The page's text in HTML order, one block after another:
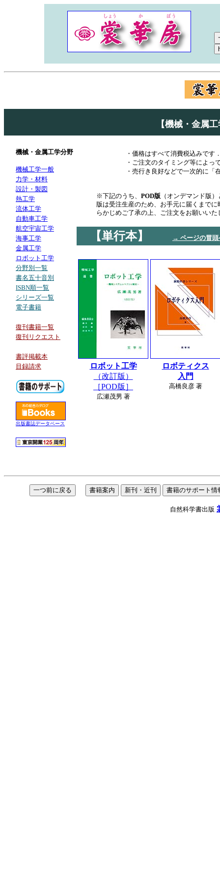
【機械・金属
機械・金属工学分野
機械工学一般
力学・材料
設計・製図
熱工学
流体工学
自動車工学
航空宇宙工学
海事工学
金属工学
ロボット工学
分野別一覧
書名五十音別
ISBN順一覧
シリーズ一覧
電子書籍
復刊書籍一覧
復刊リクエスト
書評掲載本
目録請求
出版書誌データベース
・価格はすべて消費税込みです
・ご注文のタイミング等によっ
・売行き良好などで一次的に「
※下記のうち、 POD版 （オンデマンド版
版は受注生産のため、お手元に届くまで
らかじめご了承の上、ご注文をお願いいた
【単行本】 → ページの冒頭
ロボット工学
（改訂版）
［POD版］
広瀬茂男 著
ロボティクス
入門
高橋良彦 著
自然科学書出版